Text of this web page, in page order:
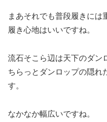
まあそれでも普段履きには
履き心地はいいですね。
流石そこら辺は天下のダン
ちらっとダンロップの隠れ
す。
なかなか幅広いですね。